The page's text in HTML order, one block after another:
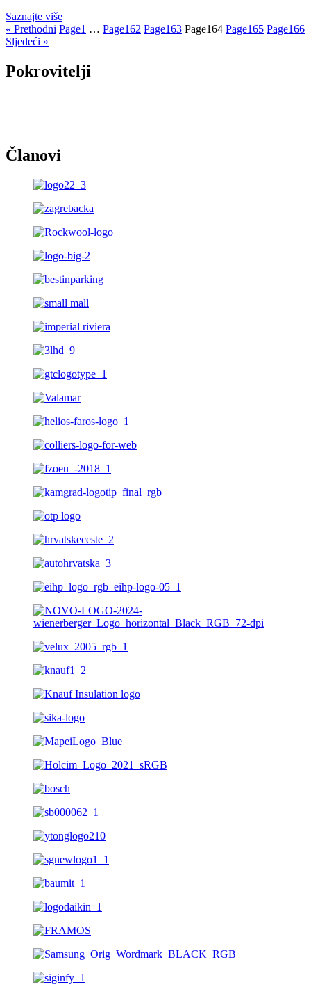
Saznajte više
« Prethodni Page1 … Page162 Page163 Page164 Page165 Page166
Sljedeći »
Pokrovitelji
Članovi